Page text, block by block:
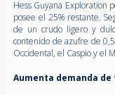
Hess Guyana Exploration
posee el 25% restante.
de un crudo ligero y
contenido de azufre de
Occidental, el Caspio y el
Aumenta demanda